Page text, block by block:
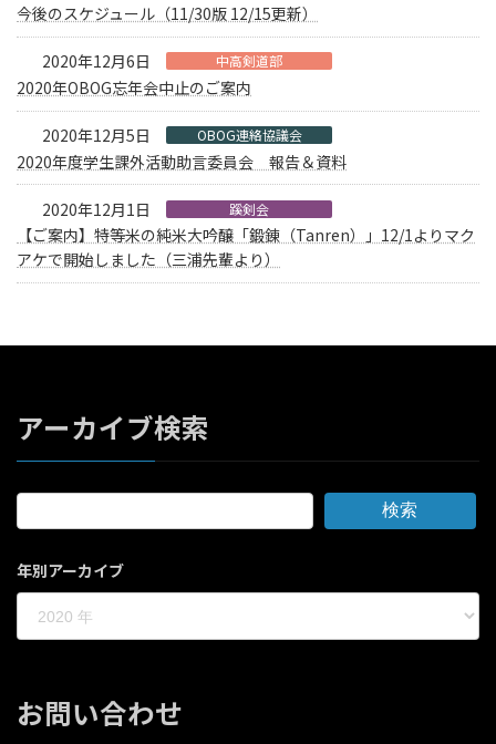
今後のスケジュール（11/30版 12/15更新）
2020年12月6日 中高剣道部
2020年OBOG忘年会中止のご案内
2020年12月5日 OBOG連絡協議会
2020年度学生課外活動助言委員会 報告＆資料
2020年12月1日 蹊剣会
【ご案内】特等米の純米大吟醸「鍛錬（Tanren）」12/1よりマク
アケで開始しました（三浦先輩より）
アーカイブ検索
検索
年別アーカイブ
お問い合わせ